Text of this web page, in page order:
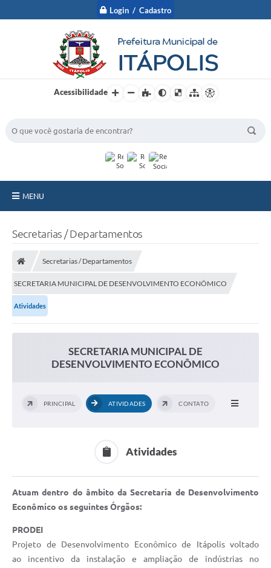
Login / Cadastro
Acessibilidade
MENU
Serviços Online
Carta de Serviços
Via Rápida Empresa
Itinerário do Transporte Público de Itápolis
Documentos
Secretarias / Departamentos
Secretarias / Departamentos
SECRETARIA MUNICIPAL DE DESENVOLVIMENTO ECONÔMICO
Atividades
SECRETARIA MUNICIPAL DE
DESENVOLVIMENTO ECONÔMICO
PRINCIPAL ATIVIDADES CONTATO
Atividades
Atuam dentro do âmbito da Secretaria de Desenvolvimento
Econômico os seguintes Órgãos:
PRODEI
Projeto de Desenvolvimento Econômico de Itápolis voltado
ao incentivo da instalação e ampliação de indústrias no